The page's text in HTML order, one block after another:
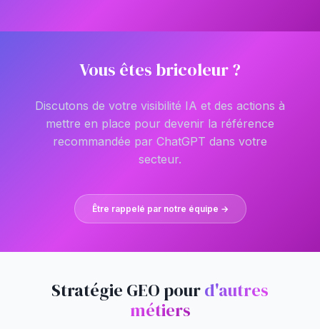
Vous êtes bricoleur ?
Discutons de votre visibilité IA et des actions à
mettre en place pour devenir la référence
recommandée par ChatGPT dans votre
secteur.
Être rappelé par notre équipe →
Stratégie GEO pourd'autres
métiers